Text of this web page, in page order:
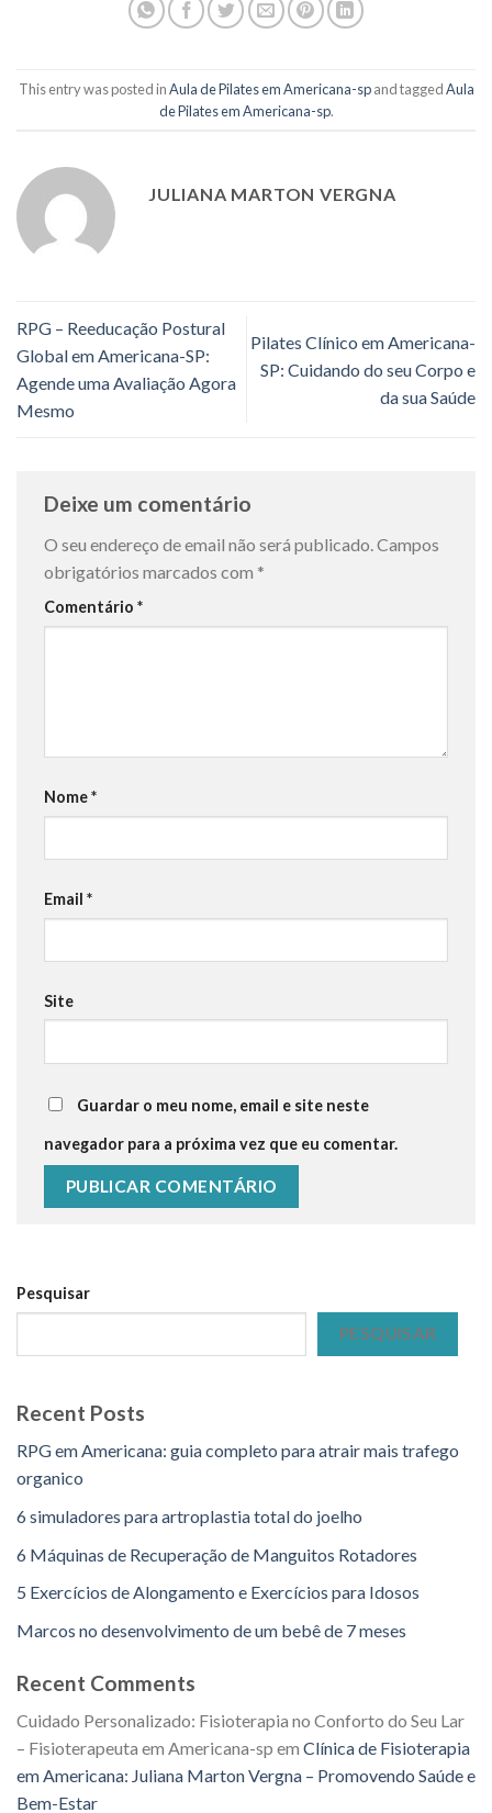
This entry was posted inAula de Pilates em Americana-spand taggedAula
de Pilates em Americana-sp.
JULIANA MARTON VERGNA
RPG – Reeducação Postural
Global em Americana-SP:
Agende uma Avaliação Agora
Mesmo
Pilates Clínico em Americana-
SP: Cuidando do seu Corpo e
da sua Saúde
Deixe um comentário
O seu endereço de email não será publicado.Campos
obrigatórios marcados com *
Comentário *
Nome*
Email *
Site
Guardar o meu nome, email e site neste
navegador para a próxima vez que eu comentar.
Pesquisar
PESQUISAR
Recent Posts
RPG em Americana: guia completo para atrair mais trafego
organico
6 simuladores para artroplastia total do joelho
6 Máquinas de Recuperação de Manguitos Rotadores
5 Exercícios de Alongamento e Exercícios para Idosos
Marcos no desenvolvimento de um bebê de 7 meses
Recent Comments
Cuidado Personalizado: Fisioterapia no Conforto do Seu Lar
– Fisioterapeuta em Americana-sp em Clínica de Fisioterapia
em Americana: Juliana Marton Vergna – Promovendo Saúde e
Bem-Estar